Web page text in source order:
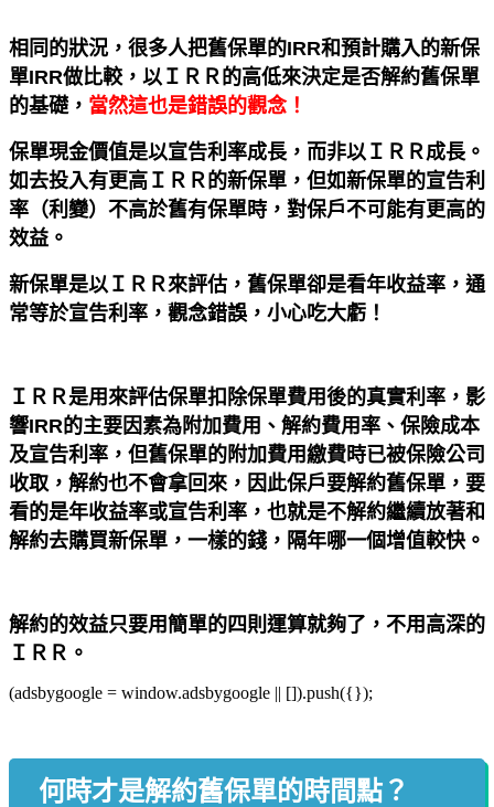
相同的狀況，很多人把舊保單的IRR和預計購入的新保
單IRR做比較，以ＩＲＲ的高低來決定是否解約舊保單
的基礎， 當然這也是錯誤的觀念！
保單現金價值是以宣告利率成長，而非以ＩＲＲ成長。
如去投入有更高ＩＲＲ的新保單，但如新保單的宣告利
率（利變）不高於舊有保單時，對保戶不可能有更高的
效益。
新保單是以ＩＲＲ來評估，舊保單卻是看年收益率，通
常等於宣告利率，觀念錯誤，小心吃大虧！
ＩＲＲ是用來評估保單扣除保單費用後的真實利率，影
響IRR的主要因素為附加費用、解約費用率、保險成本
及宣告利率，但舊保單的附加費用繳費時已被保險公司
收取，解約也不會拿回來，因此保戶要解約舊保單，要
看的是年收益率或宣告利率，也就是不解約繼續放著和
解約去購買新保單，一樣的錢，隔年哪一個增值較快。
解約的效益只要用簡單的四則運算就夠了，不用高深的
ＩＲＲ。
(adsbygoogle = window.adsbygoogle || []).push({});
何時才是解約舊保單的時間點？